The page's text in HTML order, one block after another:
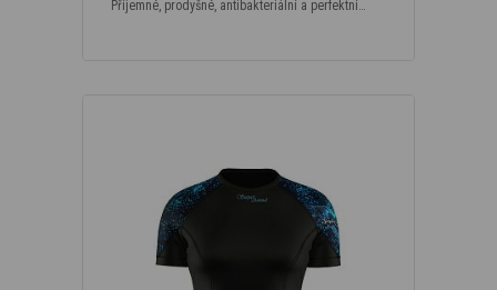
Příjemné, prodyšné, antibakteriální a perfektní…